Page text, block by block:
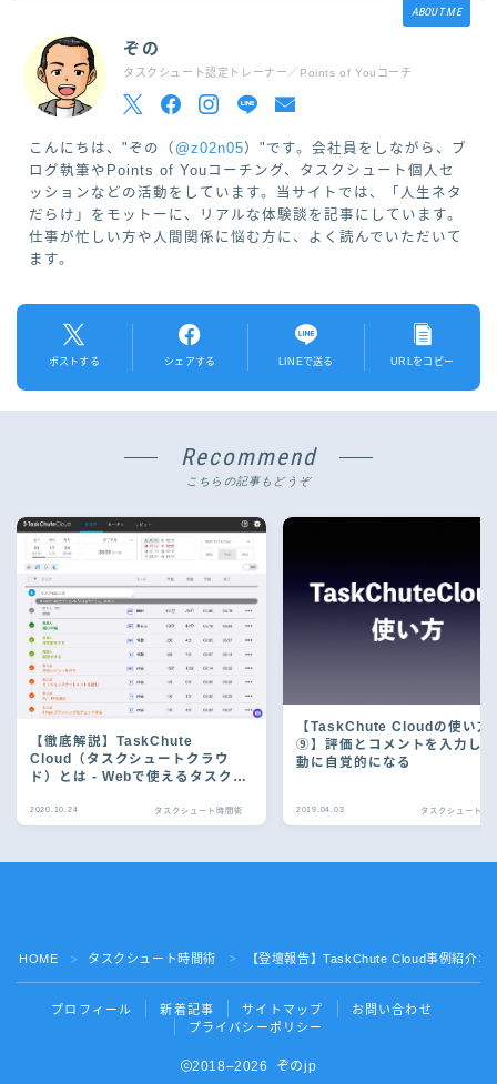
ABOUT ME
ぞの
タスクシュート認定トレーナー／Points of Youコーチ
こんにちは、"ぞの（ @z02n05）"です。会社員をしながら、ブ
ログ執筆やPoints of Youコーチング、タスクシュート個人セ
ッションなどの活動をしています。当サイトでは、「人生ネタ
だらけ」をモットーに、リアルな体験談を記事にしています。
仕事が忙しい方や人間関係に悩む方に、よく読んでいただいて
ます。
ポストする シェアする LINEで送る URLをコピー
Recommend
こちらの記事もどうぞ
【徹底解説】TaskChute
Cloud（タスクシュートクラウ
ド）とは - Webで使えるタスクシ
2020.10.24 タスクシュート時間術
【TaskChute Cloudの使い方
⑨】評価とコメントを入力し
動に自覚的になる
2019.04.03 タスクシュート時
HOME ＞ タスクシュート時間術 ＞ 【登壇報告】TaskChute Cloud事例紹介
プロフィール 新着記事 サイトマップ
お問い合わせ
プライバシーポリシー
2018–2026 ぞのjp